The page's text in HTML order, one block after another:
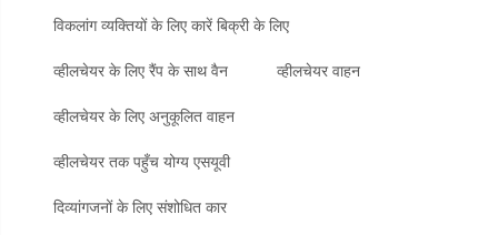
विकलांग व्यक्तियों के लिए कारें बिक्री के लिए
व्हीलचेयर के लिए रैंप के साथ वैन व्हीलचेयर वाहन
व्हीलचेयर के लिए अनुकूलित वाहन
व्हीलचेयर तक पहुँच योग्य एसयूवी
दिव्यांगजनों के लिए संशोधित कार